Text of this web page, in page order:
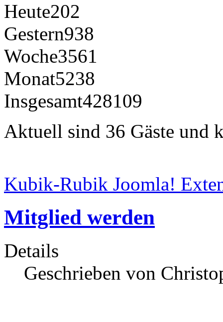
Heute202
Gestern938
Woche3561
Monat5238
Insgesamt428109
Aktuell sind 36 Gäste und
Kubik-Rubik Joomla!
Mitglied werden
Details
Geschrieben von